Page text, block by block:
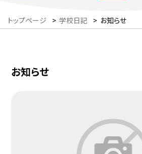
トップページ > 学校日記 > お知らせ
お知らせ